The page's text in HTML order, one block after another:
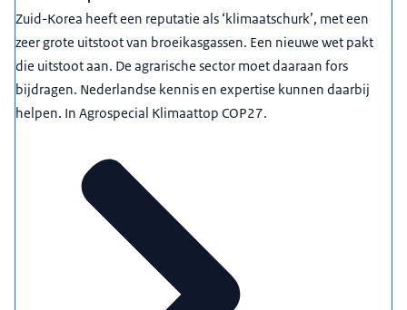
Zuid-Korea heeft een reputatie als ‘klimaatschurk’, met een
zeer grote uitstoot van broeikasgassen. Een nieuwe wet pakt
die uitstoot aan. De agrarische sector moet daaraan fors
bijdragen. Nederlandse kennis en expertise kunnen daarbij
helpen. In Agrospecial Klimaattop COP27.